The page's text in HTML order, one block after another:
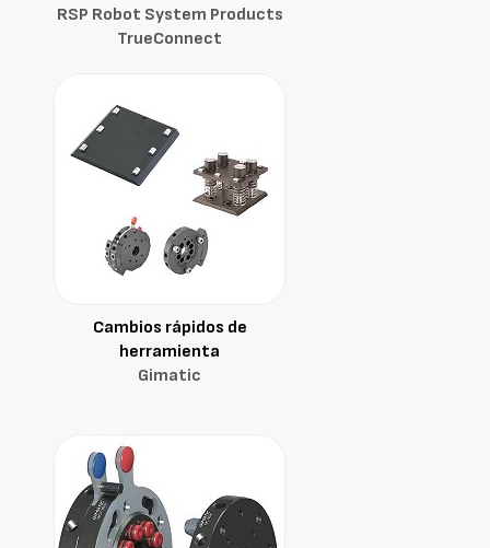
RSP Robot System Products
TrueConnect
Cambios rápidos de
herramienta
Gimatic